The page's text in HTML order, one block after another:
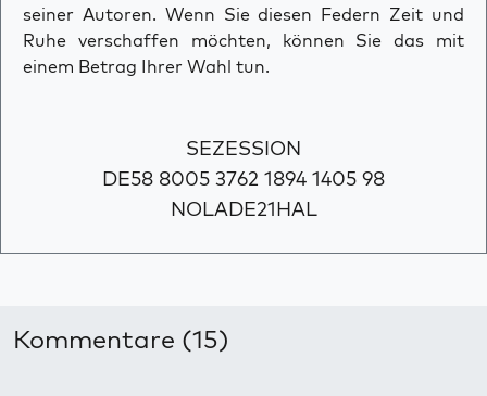
seiner Autoren. Wenn Sie diesen Federn Zeit und
Ruhe verschaffen möchten, können Sie das mit
einem Betrag Ihrer Wahl tun.
SEZESSION
DE58 8005 3762 1894 1405 98
NOLADE21HAL
Kommentare (15)